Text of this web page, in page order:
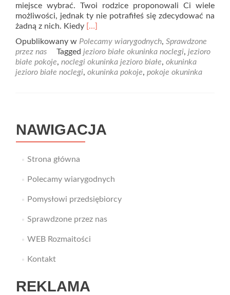
miejsce wybrać. Twoi rodzice proponowali Ci wiele
możliwości, jednak ty nie potrafiłeś się zdecydować na
żadną z nich. Kiedy Read
about
Jezioro
białe
pokoje
[…]
Opublikowany w Polecamy wiarygodnych, Sprawdzone
przez nas
Tagged jezioro białe okuninka noclegi, jezioro
białe pokoje, noclegi okuninka jezioro białe, okuninka
jezioro białe noclegi, okuninka pokoje, pokoje okuninka
NAWIGACJA
Strona główna
Polecamy wiarygodnych
Pomysłowi przedsiębiorcy
Sprawdzone przez nas
WEB Rozmaitości
Kontakt
REKLAMA